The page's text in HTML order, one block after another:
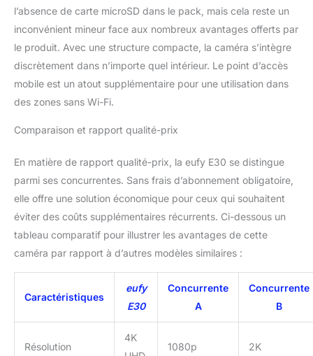
caméra est compatible
avec ces trois systèmes
pour une protection plus
efficace de votre espace
(la qualité d'image passe
à 1 080p si vous utilisez
animaux. Sécurité locale,
En plus du stockage
cloud, eufy vous offre
également une option de
stockage local. Il vous
suffit d'insérer une carte
SD (non incluse) dans
votre appareil et de
mensuels. Contenu de la
boîte : Caméra, câble
USB, adaptateur USB,
l’absence de carte microSD dans le pack, mais cela reste un
inconvénient mineur face aux nombreux avantages offerts par
le produit. Avec une structure compacte, la caméra s’intègre
discrètement dans n’importe quel intérieur. Le point d’accès
mobile est un atout supplémentaire pour une utilisation dans
des zones sans Wi-Fi.
Comparaison et rapport qualité-prix
En matière de rapport qualité-prix, la eufy E30 se distingue
parmi ses concurrentes. Sans frais d’abonnement obligatoire,
elle offre une solution économique pour ceux qui souhaitent
éviter des coûts supplémentaires récurrents. Ci-dessous un
tableau comparatif pour illustrer les avantages de cette
caméra par rapport à d’autres modèles similaires :
Caractéristiques
eufy
E30
Concurrente
A
Concurrente
B
Résolution
4K
1080p 2K